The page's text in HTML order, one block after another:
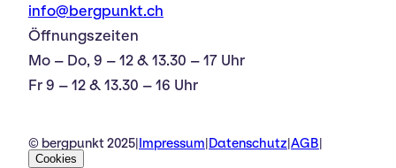
info@bergpunkt.ch
Öffnungszeiten
Mo – Do, 9 – 12 & 13.30 – 17 Uhr
Fr 9 – 12 & 13.30 – 16 Uhr
© bergpunkt 2025 Impressum Datenschutz AGB
Cookies